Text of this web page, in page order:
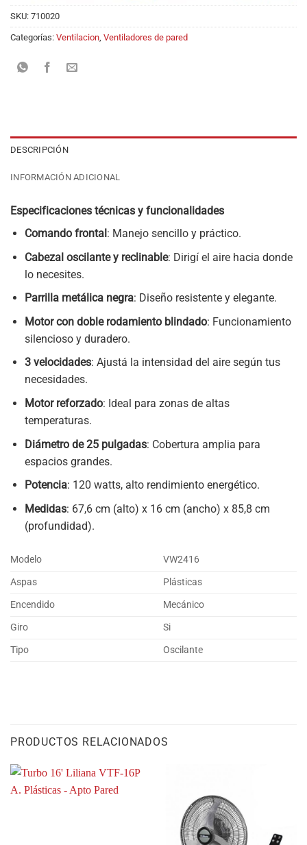
SKU: 710020
Categorías: Ventilacion, Ventiladores de pared
DESCRIPCIÓN
INFORMACIÓN ADICIONAL
Especificaciones técnicas y funcionalidades
Comando frontal: Manejo sencillo y práctico.
Cabezal oscilante y reclinable: Dirigí el aire hacia donde
lo necesites.
Parrilla metálica negra: Diseño resistente y elegante.
Motor con doble rodamiento blindado: Funcionamiento
silencioso y duradero.
3 velocidades: Ajustá la intensidad del aire según tus
necesidades.
Motor reforzado: Ideal para zonas de altas
temperaturas.
Diámetro de 25 pulgadas: Cobertura amplia para
espacios grandes.
Potencia: 120 watts, alto rendimiento energético.
Medidas: 67,6 cm (alto) x 16 cm (ancho) x 85,8 cm
(profundidad).
Modelo
VW2416
Aspas
Plásticas
Encendido
Mecánico
Giro
Si
Tipo
Oscilante
PRODUCTOS RELACIONADOS